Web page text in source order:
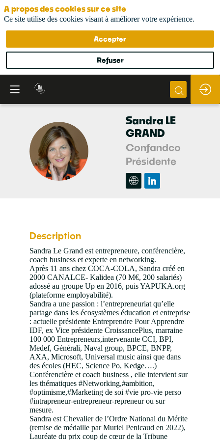
SLG
Sandra LE
GRAND
Confandco
Présidente
Description
Sandra Le Grand est entrepreneure, conférencière,
coach business et experte en networking.
Après 11 ans chez COCA-COLA, Sandra créé en
2000 CANALCE- Kalidea (70 M€, 200 salariés)
adossé au groupe Up en 2016, puis YAPUKA.org
(plateforme employabilité).
Sandra a une passion : l’entrepreneuriat qu’elle
partage dans les écosystèmes éducation et entreprise
: actuelle présidente Entreprendre Pour Apprendre
IDF, ex Vice présidente CroissancePlus, marraine
100 000 Entrepreneurs,intervenante CCI, BPI,
Medef, Générali, Naval group, BPCE, BNPP,
AXA, Microsoft, Universal music ainsi que dans
des écoles (HEC, Science Po, Kedge….)
Conférencière et coach business , elle intervient sur
les thématiques #Networking,#ambition,
#optimisme,#Marketing de soi #vie pro-vie perso
#intrapreneur-entrepreneur-repreneur ou sur
mesure.
Sandra est Chevalier de l’Ordre National du Mérite
(remise de médaille par Muriel Penicaud en 2022),
Lauréate du prix coup de cœur de la Tribune
A propos des cookies sur ce site
Ce site utilise des cookies visant à améliorer votre expérience.
Accepter
Refuser